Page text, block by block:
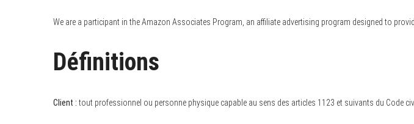
We are a participant in the Amazon Associates Program, an affiliate advertising program designed to
Définitions
Client : tout professionnel ou personne physique capable au sens des articles 1123 et suivants du Code